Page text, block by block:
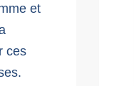
et
ces